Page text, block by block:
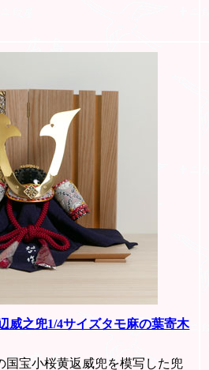
威之兜1/4サイズタモ麻の葉寄木
国宝小桜黄返威兜を模写した兜